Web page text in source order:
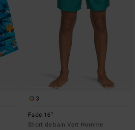
3
Fade 16"
Short de bain Vert Homme